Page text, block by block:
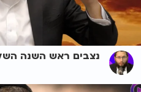
נצבים ראש השנה